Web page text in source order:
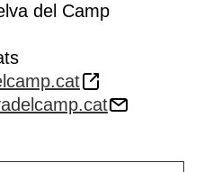
del Camp